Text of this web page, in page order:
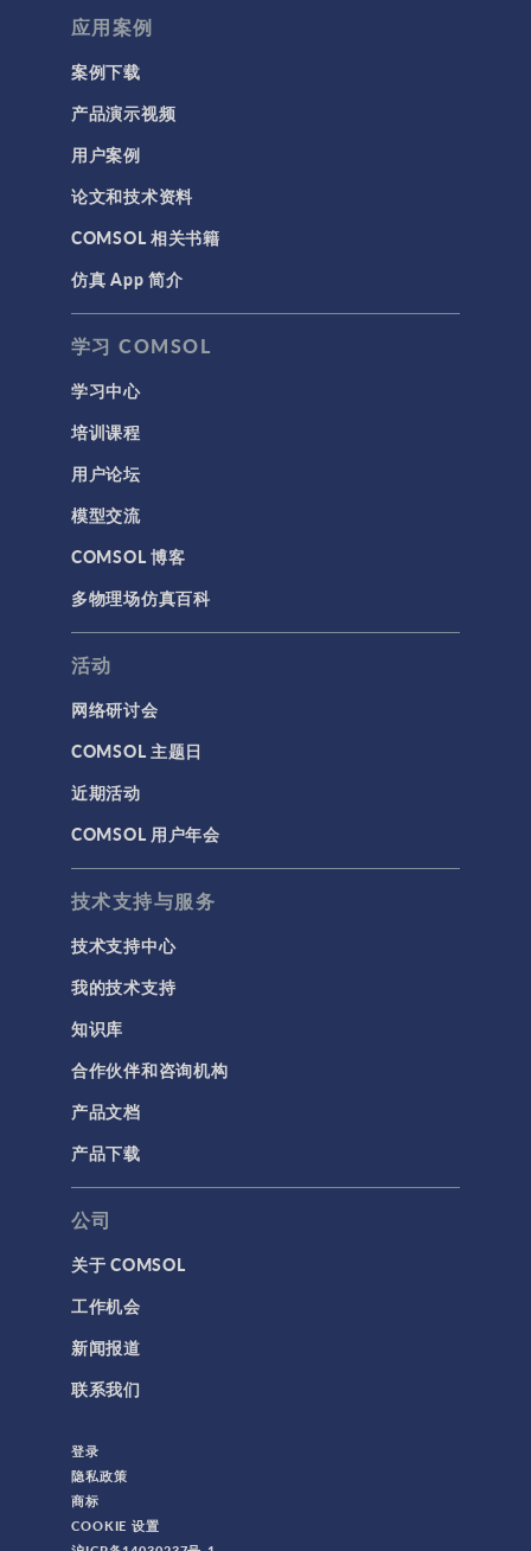
应用案例
案例下载
产品演示视频
用户案例
论文和技术资料
COMSOL 相关书籍
仿真 App 简介
学习 COMSOL
学习中心
培训课程
用户论坛
模型交流
COMSOL 博客
多物理场仿真百科
活动
网络研讨会
COMSOL 主题日
近期活动
COMSOL 用户年会
技术支持与服务
技术支持中心
我的技术支持
知识库
合作伙伴和咨询机构
产品文档
产品下载
公司
关于 COMSOL
工作机会
新闻报道
联系我们
登录
隐私政策
商标
COOKIE 设置